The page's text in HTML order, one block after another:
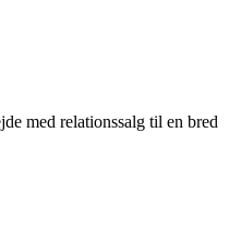
med relationssalg til en bred